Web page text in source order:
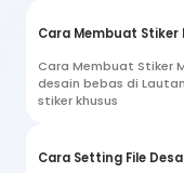
Cara Membuat Stiker
Cara Membuat Stiker
desain bebas di
stiker khusus
Cara Setting File